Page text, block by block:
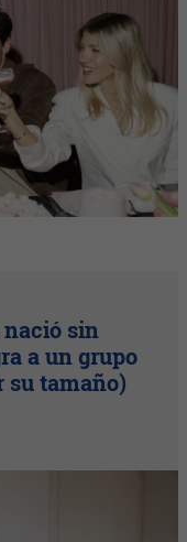
sin
a un grupo
tamaño)